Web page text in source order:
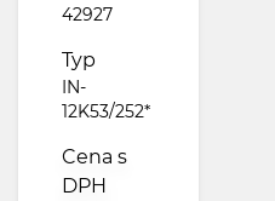
42927
Typ
IN-
12K53/252*
Cena s
DPH